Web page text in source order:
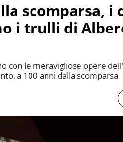
scomparsa, i
i trulli di
con le meravigliose opere
a 100 anni dalla scomparsa